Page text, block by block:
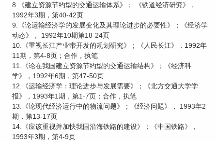
8.《建立资源节约型的交通运输体系》； 《铁道经济研究》，
1992年3期，第40-42页
9.《论运输经济学的发展变化及其理论进步的必要性》；《经济学
动态》， 1992年10期第18-24页
10.《重视长江产业带开发的规划研究》；《人民长江》，1992年
11期，第4-8页；合作，执笔
11.《论在我国建立资源节约型的交通运输结构》；《经济科
学》，1992年6期，第47-50页
12.《运输经济学：理论进步与发展需要》；《北方交通大学学
报》，1993年1期，第1-7页；合作，执笔
13.《论现代经济运行中的物流问题》；《经济问题》， 1993年2
期，第13-17页
14.《应该重视并加快我国沿海铁路的建设》；《中国铁路》，
1993年3期，第4-9页